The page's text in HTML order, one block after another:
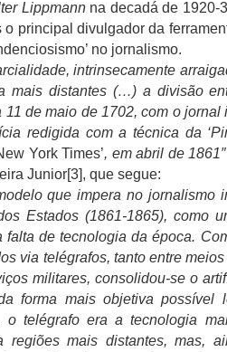
Lippmannna decadá de 1920-
principal divulgador da
no jornalismo.
intrinsecamente
mais distantes (…) a divisão
de maio de 1702, com o
redigida com a técnica da
York Times’, em abril de 1861″
Junior[3], que segue:
que impera no jornalismo
Estados (1861-1865), como
falta de tecnologia da época.
via telégrafos, tanto entre
militares, consolidou-se o
forma mais objetiva possível
o telégrafo era a tecnologia
regiões mais distantes, mas,